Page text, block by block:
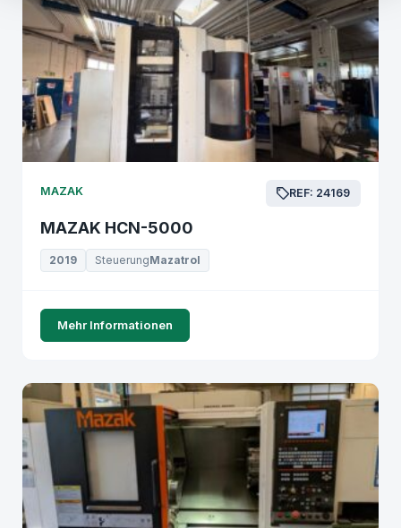
MAZAK REF: 24169
MAZAK HCN-5000
2019 SteuerungMazatrol
Mehr Informationen